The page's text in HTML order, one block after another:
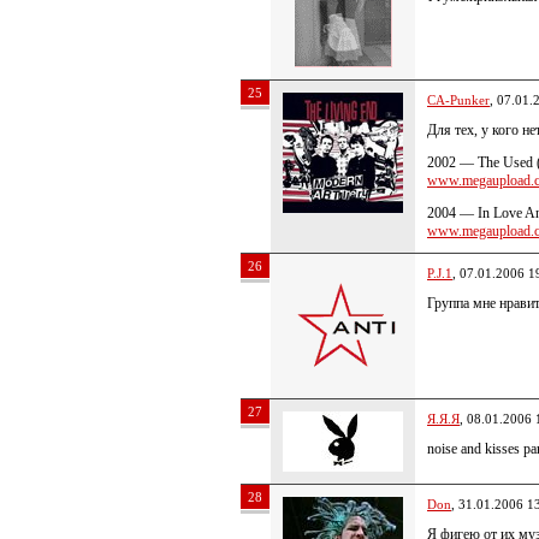
25 CA-Punker ,
Для тех, у кого
2002 — The Used
2004 — In Love
26 P.J.1 , 07.01.2006
Группа мне
27 Я.Я.Я , 08.01.2006
noise and kisses
28 Don , 31.01.2006
Я фигею от их